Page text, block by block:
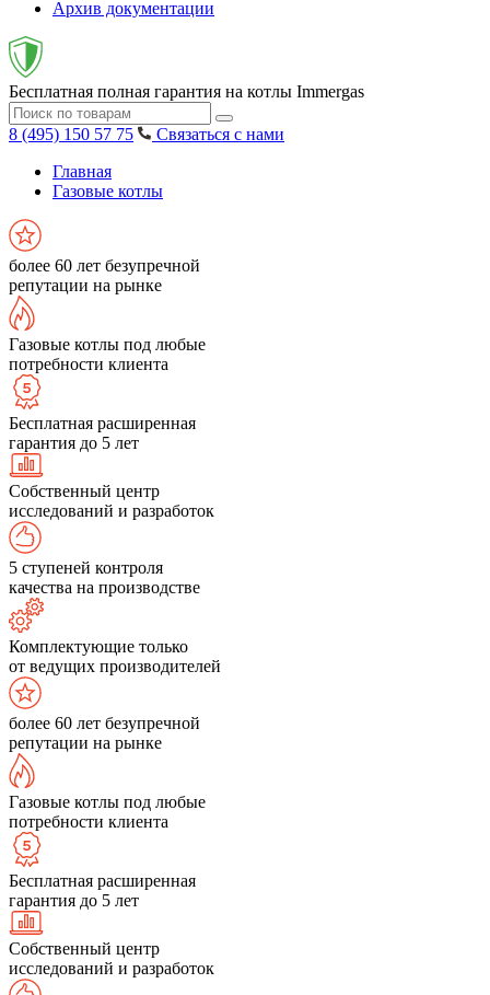
Архив документации
Бесплатная полная гарантия на котлы Immergas
8 (495) 150 57 75
Связаться с нами
Главная
Газовые котлы
более 60 лет безупречной
репутации на рынке
Газовые котлы под любые
потребности клиента
Бесплатная расширенная
гарантия до 5 лет
Собственный центр
исследований и разработок
5 ступеней контроля
качества на производстве
Комплектующие только
от ведущих производителей
более 60 лет безупречной
репутации на рынке
Газовые котлы под любые
потребности клиента
Бесплатная расширенная
гарантия до 5 лет
Собственный центр
исследований и разработок